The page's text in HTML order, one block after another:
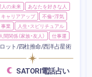
人の未来
あなたを好きな人
キャリアアップ
不倫・浮気
事業
人生・スピリチュアル
人間関係（家族・友人）
仕事運
ット/四柱推命/西洋占星術
SATORI電話占い